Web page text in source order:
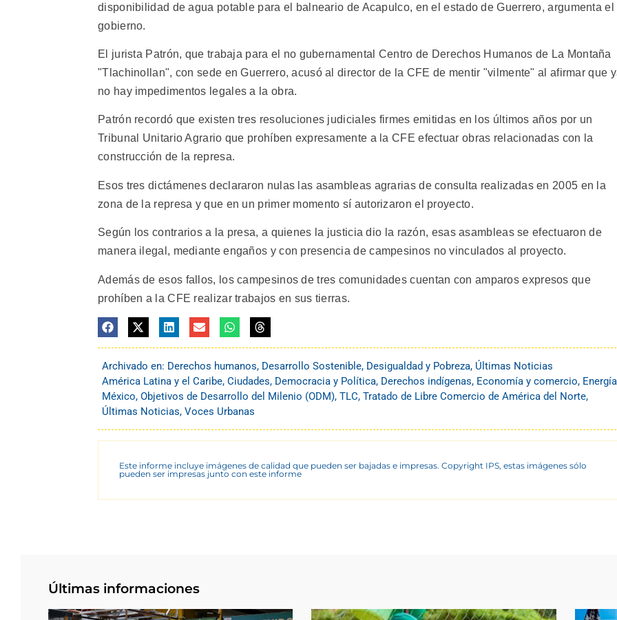
disponibilidad de agua potable para el balneario de Acapulco, en el estado de Guerrero, argumenta el
gobierno.
El jurista Patrón, que trabaja para el no gubernamental Centro de Derechos Humanos de La Montaña
"Tlachinollan", con sede en Guerrero, acusó al director de la CFE de mentir "vilmente" al afirmar que
no hay impedimentos legales a la obra.
Patrón recordó que existen tres resoluciones judiciales firmes emitidas en los últimos años por un
Tribunal Unitario Agrario que prohíben expresamente a la CFE efectuar obras relacionadas con la
construcción de la represa.
Esos tres dictámenes declararon nulas las asambleas agrarias de consulta realizadas en 2005 en la
zona de la represa y que en un primer momento sí autorizaron el proyecto.
Según los contrarios a la presa, a quienes la justicia dio la razón, esas asambleas se efectuaron de
manera ilegal, mediante engaños y con presencia de campesinos no vinculados al proyecto.
Además de esos fallos, los campesinos de tres comunidades cuentan con amparos expresos que
prohíben a la CFE realizar trabajos en sus tierras.
Archivado en: Derechos humanos, Desarrollo Sostenible, Desigualdad y Pobreza, Últimas Noticias
América Latina y el Caribe, Ciudades, Democracia y Política, Derechos indígenas, Economía y comercio, Energía
México, Objetivos de Desarrollo del Milenio (ODM), TLC, Tratado de Libre Comercio de América del Norte,
Últimas Noticias, Voces Urbanas
Este informe incluye imágenes de calidad que pueden ser bajadas e impresas. Copyright IPS, estas imágenes sólo
pueden ser impresas junto con este informe
Últimas informaciones